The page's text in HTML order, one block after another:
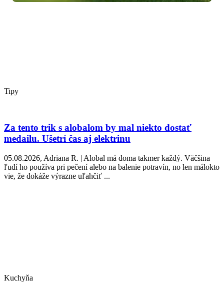
Tipy
Za tento trik s alobalom by mal niekto dostať
medailu. Ušetrí čas aj elektrinu
05.08.2026, Adriana R. | Alobal má doma takmer každý. Väčšina
ľudí ho používa pri pečení alebo na balenie potravín, no len málokto
vie, že dokáže výrazne uľahčiť ...
Kuchyňa